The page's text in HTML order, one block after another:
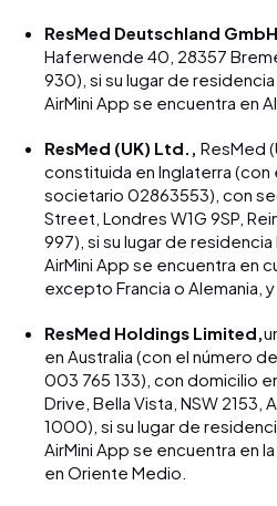
ResMed Deutschland
Haferwende 40, 28357
930), si su lugar de residencia
AirMini App se encuentra en
ResMed (UK) Ltd., ResMed
constituida en Inglaterra
societario 02863553), con
Street, Londres W1G 9SP,
997), si su lugar de residencia
AirMini App se encuentra en
excepto Francia o Alemania, y
ResMed Holdings Limited,
en Australia (con el número
003 765 133), con domicilio
Drive, Bella Vista, NSW 2153,
1000), si su lugar de
AirMini App se encuentra en
en Oriente Medio.